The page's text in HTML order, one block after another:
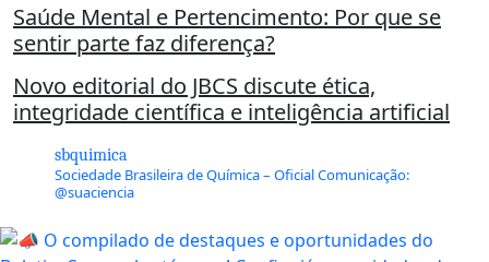
Saúde Mental e Pertencimento: Por que se
sentir parte faz diferença?
Novo editorial do JBCS discute ética,
integridade científica e inteligência artificial
sbquimica
Sociedade Brasileira de Química – OficialComunicação:
@suaciencia